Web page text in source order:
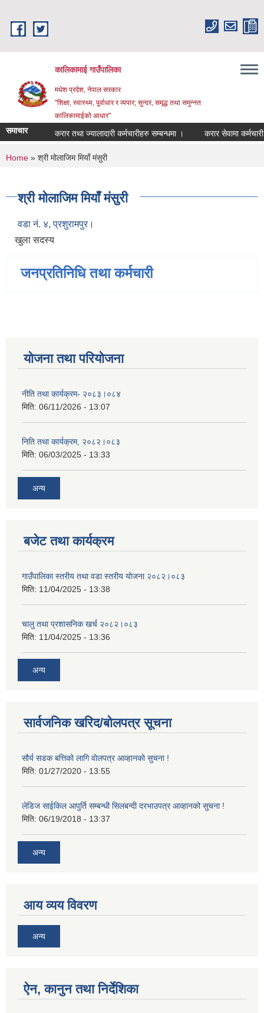
कालिकामाई गाउँपालिका
मधेश प्रदेश, नेपाल सरकार
"शिक्षा, स्वास्थ्य, पूर्वाधार र व्यपार; सुन्दर, समृद्ध तथा समुन्नत
कालिकामाईको आधार"
समाचार करार तथा ज्यालादारी कर्मचारीहरु सम्बन्धमा । करार सेवामा कर्मचारी
You are here
Home » श्री मोलाजिम मियाँ मंसुरी
श्री मोलाजिम मियाँ मंसुरी
वडा नं. ४, प्रशुरामपुर।
खुला सदस्य
जनप्रतिनिधि तथा कर्मचारी
योजना तथा परियोजना
नीति तथा कार्यक्रम- २०८३।०८४
मिति: 06/11/2026 - 13:07
निति तथा कार्यक्रम, २०८२।०८३
मिति: 06/03/2025 - 13:33
अन्य
बजेट तथा कार्यक्रम
गाउँपालिका स्तरीय तथा वडा स्तरीय योजना २०८२।०८३
मिति: 11/04/2025 - 13:38
चालु तथा प्रशासनिक खर्च २०८२।०८३
मिति: 11/04/2025 - 13:36
अन्य
सार्वजनिक खरिद/बोलपत्र सूचना
सौर्य सडक बत्तिको लागि वोलपत्र आव्हानको सुचना !
मिति: 01/27/2020 - 13:55
लेडिज साईकिल आपुर्ति सम्बन्धी सिलबन्दी दरभाउपत्र आव्हानको सुचना !
मिति: 06/19/2018 - 13:37
अन्य
आय व्यय विवरण
अन्य
ऐन, कानुन तथा निर्देशिका